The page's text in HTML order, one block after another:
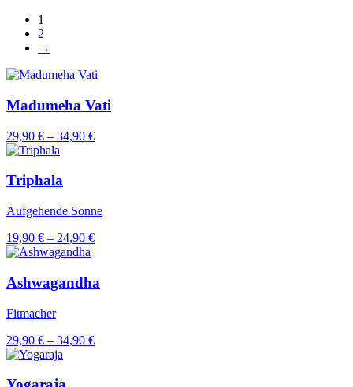
1
2
→
Madumeha Vati
29,90 € – 34,90 €Preisspanne:
Triphala
Aufgehende Sonne
19,90 € – 24,90 €Preisspanne:
24,90 €
Ashwagandha
Fitmacher
29,90 € – 34,90 €Preisspanne: